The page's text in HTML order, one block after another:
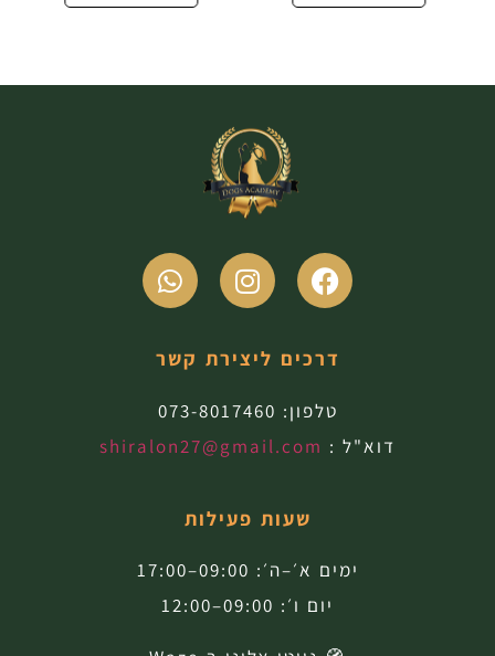
דרכים ליצירת קשר
טלפון: 073-8017460
דוא"ל : shiralon27@gmail.com
שעות פעילות
ימים א׳–ה׳: 09:00–17:00
יום ו׳: 09:00–12:00